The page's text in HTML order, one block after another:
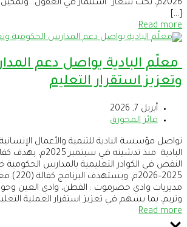
2026م، تحت شعار “استثمار في العقول..
[…]
Read more
معلّم البادية يواصل دعم
وتعزيز استقرار التعليم
أبريل 7, 2026
فائز المحورق
تواصل مؤسسة البادية للتنمية والأعمال
البادية منذ تدشينه في
النقص في الكوادر التعليمية بالمدارس الحكومية
مديريات وادي حضرموت : القطن، وادي العين
وتريم، بما يسهم في تعزيز استقرار العملية
Read more